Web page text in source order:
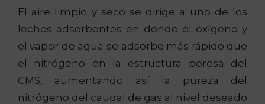
El aire limpio y seco se dirige a uno de los
lechos adsorbentes en donde el oxígeno y
el vapor de agua se adsorbe más rápido que
el nitrógeno en la estructura porosa del
CMS, aumentando así la pureza del
nitrógeno del caudal de gas al nivel deseado